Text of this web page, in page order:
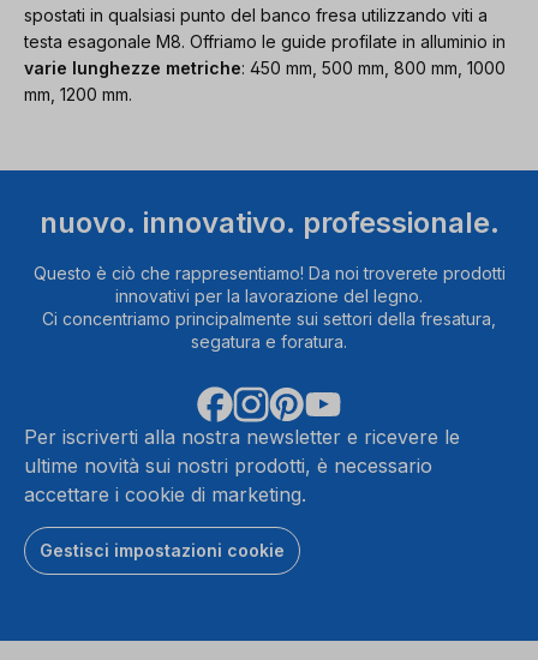
spostati in qualsiasi punto del banco fresa utilizzando viti a
testa esagonale M8. Offriamo le guide profilate in alluminio in
varie lunghezze metriche: 450 mm, 500 mm, 800 mm, 1000
mm, 1200 mm.
nuovo. innovativo. professionale.
Questo è ciò che rappresentiamo! Da noi troverete prodotti
innovativi per la lavorazione del legno.
Ci concentriamo principalmente sui settori della fresatura,
segatura e foratura.
Per iscriverti alla nostra newsletter e ricevere le
ultime novità sui nostri prodotti, è necessario
accettare i cookie di marketing.
Gestisci impostazioni cookie